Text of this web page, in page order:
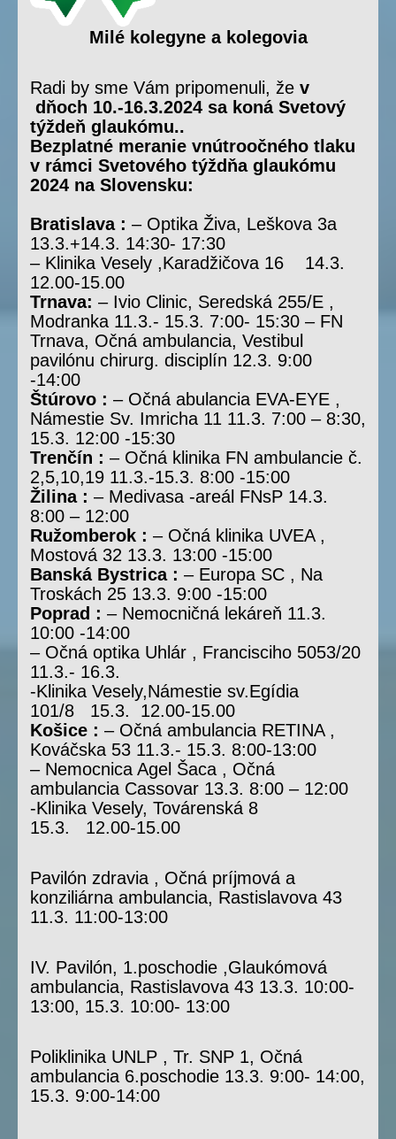
Milé kolegyne a kolegovia
Radi by sme Vám pripomenuli, že v
dňoch 10.-16.3.2024 sa koná Svetový
týždeň glaukómu..
Bezplatné meranie vnútroočného tlaku
v rámci Svetového týždňa glaukómu
2024 na Slovensku:
Bratislava : – Optika Živa, Leškova 3a
13.3.+14.3. 14:30- 17:30
– Klinika Vesely ,Karadžičova 16 14.3.
12.00-15.00
Trnava: – Ivio Clinic, Seredská 255/E ,
Modranka 11.3.- 15.3. 7:00- 15:30 – FN
Trnava, Očná ambulancia, Vestibul
pavilónu chirurg. disciplín 12.3. 9:00
-14:00
Štúrovo : – Očná abulancia EVA-EYE ,
Námestie Sv. Imricha 11 11.3. 7:00 – 8:30,
15.3. 12:00 -15:30
Trenčín : – Očná klinika FN ambulancie č.
2,5,10,19 11.3.-15.3. 8:00 -15:00
Žilina : – Medivasa -areál FNsP 14.3.
8:00 – 12:00
Ružomberok : – Očná klinika UVEA ,
Mostová 32 13.3. 13:00 -15:00
Banská Bystrica : – Europa SC , Na
Troskách 25 13.3. 9:00 -15:00
Poprad : – Nemocničná lekáreň 11.3.
10:00 -14:00
– Očná optika Uhlár , Francisciho 5053/20
11.3.- 16.3.
-Klinika Vesely,Námestie sv.Egídia
101/8 15.3. 12.00-15.00
Košice : – Očná ambulancia RETINA ,
Kováčska 53 11.3.- 15.3. 8:00-13:00
– Nemocnica Agel Šaca , Očná
ambulancia Cassovar 13.3. 8:00 – 12:00
-Klinika Vesely, Továrenská 8
15.3. 12.00-15.00
Pavilón zdravia , Očná príjmová a
konziliárna ambulancia, Rastislavova 43
11.3. 11:00-13:00
IV. Pavilón, 1.poschodie ,Glaukómová
ambulancia, Rastislavova 43 13.3. 10:00-
13:00, 15.3. 10:00- 13:00
Poliklinika UNLP , Tr. SNP 1, Očná
ambulancia 6.poschodie 13.3. 9:00- 14:00,
15.3. 9:00-14:00